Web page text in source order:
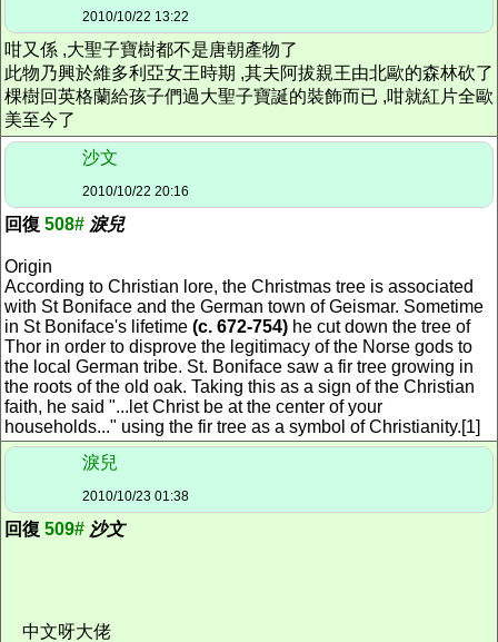
2010/10/22 13:22
咁又係 ,大聖子寶樹都不是唐朝產物了
此物乃興於維多利亞女王時期 ,其夫阿拔親王由北歐的森林砍了
棵樹回英格蘭給孩子們過大聖子寶誕的裝飾而已 ,咁就紅片全歐
美至今了
沙文
2010/10/22 20:16
回復 508# 淚兒
Origin
According to Christian lore, the Christmas tree is associated
with St Boniface and the German town of Geismar. Sometime
in St Boniface's lifetime (c. 672-754) he cut down the tree of
Thor in order to disprove the legitimacy of the Norse gods to
the local German tribe. St. Boniface saw a fir tree growing in
the roots of the old oak. Taking this as a sign of the Christian
faith, he said "...let Christ be at the center of your
households..." using the fir tree as a symbol of Christianity.[1]
淚兒
2010/10/23 01:38
回復 509# 沙文
中文呀大佬